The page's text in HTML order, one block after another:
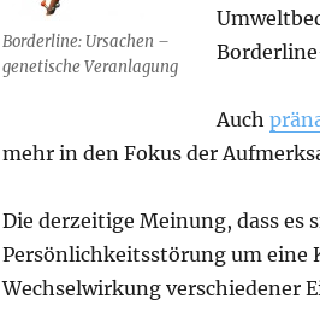
Borderline: Ursachen –
genetische Veranlagung
Auch
mehr in den Fokus der
Die derzeitige Meinung, dass es
Persönlichkeitsstörung um eine
Wechselwirkung verschiedener